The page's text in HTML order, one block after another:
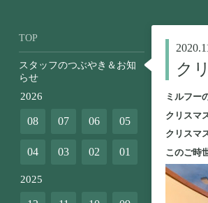
ク
ミルフー
クリスマ
クリスマ
このご時
TOP
スタッフのつぶやき＆お知
らせ
2026
08 07 06 05
04 03 02 01
2025